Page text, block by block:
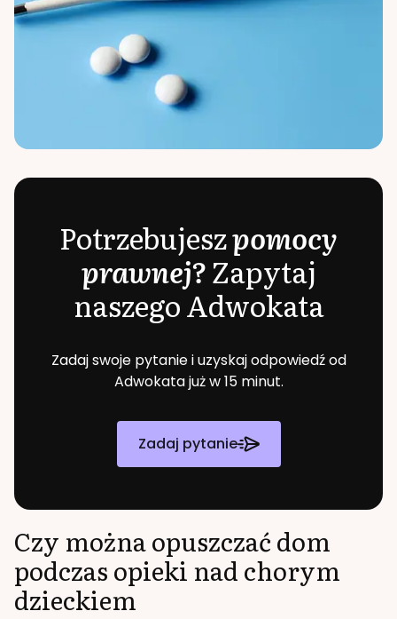
Potrzebujeszpomocy
prawnej?Zapytaj
naszego Adwokata
Zadaj swoje pytanie i uzyskaj odpowiedź od
Adwokata już w 15 minut.
Zadaj pytanie
Czy można opuszczać dom
podczas opieki nad chorym
dzieckiem